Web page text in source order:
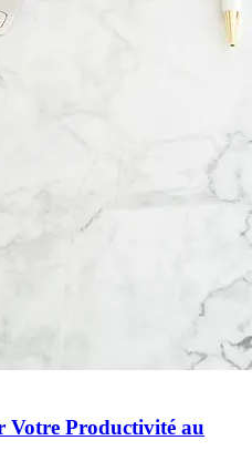
Votre Productivité au